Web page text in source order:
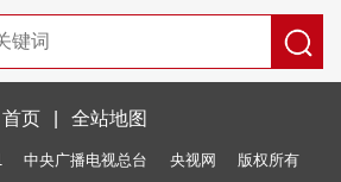
首页 全站地图
中央广播电视总台 央视网 版权所有